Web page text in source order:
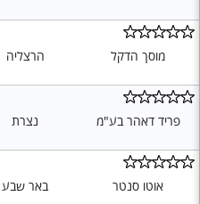
מוסך הדקל הרצליה
פריד דאהר בע"מ נצרת
אוטו סנטר באר שבע